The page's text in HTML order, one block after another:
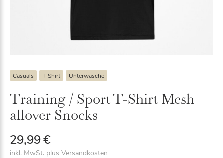
Casuals T-Shirt Unterwäsche
Training / Sport T-Shirt Mesh
allover Snocks
29,99€
inkl. MwSt. plus Versandkosten